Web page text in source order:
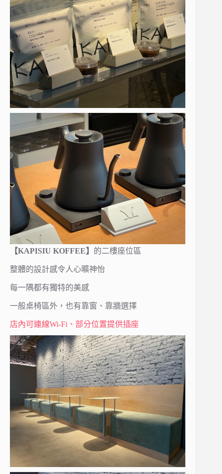
【KAPISIU KOFFEE】 的二樓座位區
整體的設計感令人心曠神怡
每一隅都有獨特的美感
一般桌椅區外，也有靠窗、靠牆選擇
店內可連線Wi-Fi、部分位置提供插座